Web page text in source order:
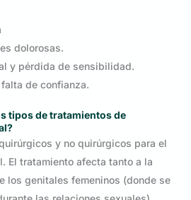
dolorosas.
y pérdida de sensibilidad.
de confianza.
tipos de tratamientos de
y no quirúrgicos para el
El tratamiento afecta tanto a la
los genitales femeninos (donde se